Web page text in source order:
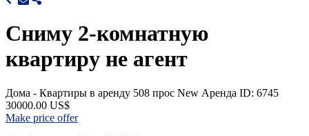
Сниму 2-комнатную
квартиру не агент
Дома - Квартиры в аренду 508 прос New Аренда ID: 6745
30000.00 US$
Make price offer